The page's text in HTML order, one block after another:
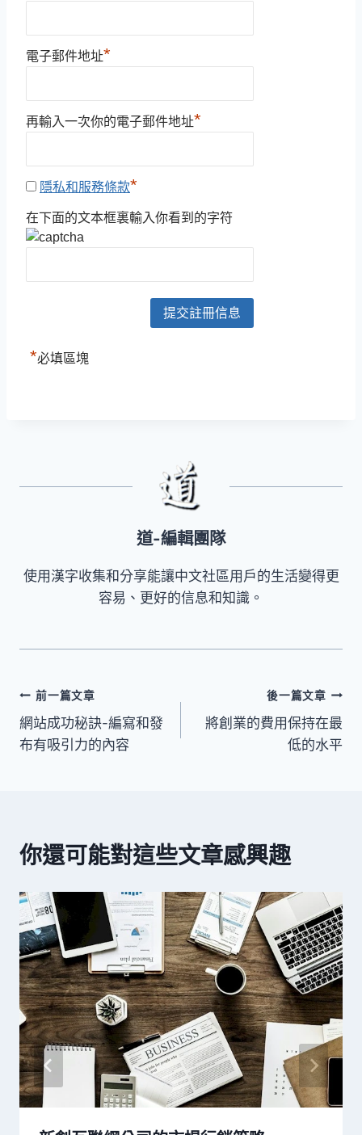
電子郵件地址*
再輸入一次你的電子郵件地址*
隱私和服務條款*
在下面的文本框裏輸入你看到的字符
*必填區塊
道-編輯團隊
使用漢字收集和分享能讓中文社區用戶的生活變得更
容易、更好的信息和知識。
文
章
前一篇文章
網站成功秘訣-編寫和發
布有吸引力的內容
後一篇文章
將創業的費用保持在最
低的水平
你還可能對這些文章感興趣